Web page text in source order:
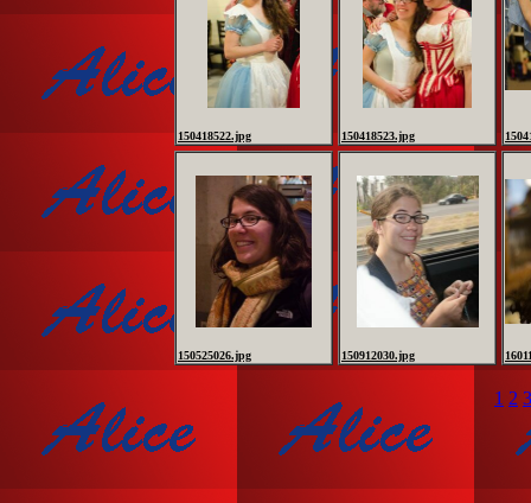
150418522.jpg 150418523.jpg
150525026.jpg 150912030.jpg
1 2 3